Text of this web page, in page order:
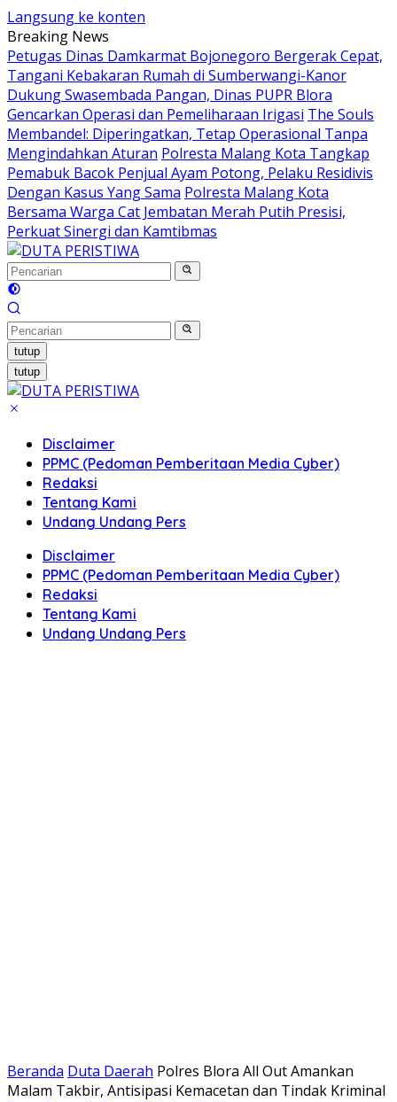
Langsung ke konten
Breaking News
Petugas Dinas Damkarmat Bojonegoro Bergerak Cepat,
Tangani Kebakaran Rumah di Sumberwangi-Kanor
Dukung Swasembada Pangan, Dinas PUPR Blora
Gencarkan Operasi dan Pemeliharaan Irigasi The Souls
Membandel: Diperingatkan, Tetap Operasional Tanpa
Mengindahkan Aturan Polresta Malang Kota Tangkap
Pemabuk Bacok Penjual Ayam Potong, Pelaku Residivis
Dengan Kasus Yang Sama Polresta Malang Kota
Bersama Warga Cat Jembatan Merah Putih Presisi,
Perkuat Sinergi dan Kamtibmas
tutup
tutup
Disclaimer
PPMC (Pedoman Pemberitaan Media Cyber)
Redaksi
Tentang Kami
Undang Undang Pers
Disclaimer
PPMC (Pedoman Pemberitaan Media Cyber)
Redaksi
Tentang Kami
Undang Undang Pers
Beranda Duta Daerah Polres Blora All Out Amankan
Malam Takbir, Antisipasi Kemacetan dan Tindak Kriminal